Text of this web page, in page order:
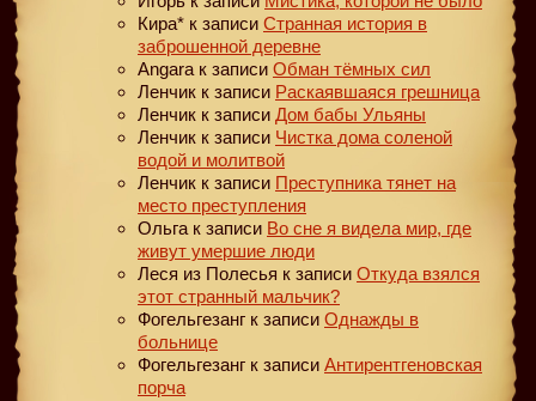
Кира* к записи Странная история в
заброшенной деревне
Angara к записи Обман тёмных сил
Ленчик к записи Раскаявшаяся грешница
Ленчик к записи Дом бабы Ульяны
Ленчик к записи Чистка дома соленой
водой и молитвой
Ленчик к записи Преступника тянет на
место преступления
Ольга к записи Во сне я видела мир, где
живут умершие люди
Леся из Полесья к записи Откуда взялся
этот странный мальчик?
Фогельгезанг к записи Однажды в
больнице
Фогельгезанг к записи Антирентгеновская
порча